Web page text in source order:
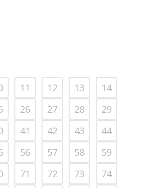
11 12 13
14
26 27 28
29
41 42 43
44
56 57 58
59
71 72 73
74